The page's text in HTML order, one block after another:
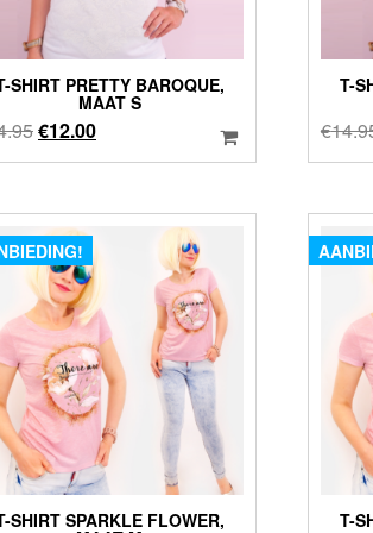
SHIRT PRETTY BAROQUE,
MAAT S
Oorspronkelijke
prijs
€14.95.
€12.00Huidige
prijs
€12.00.
T-
€
SHIRT SPARKLE FLOWER, T-